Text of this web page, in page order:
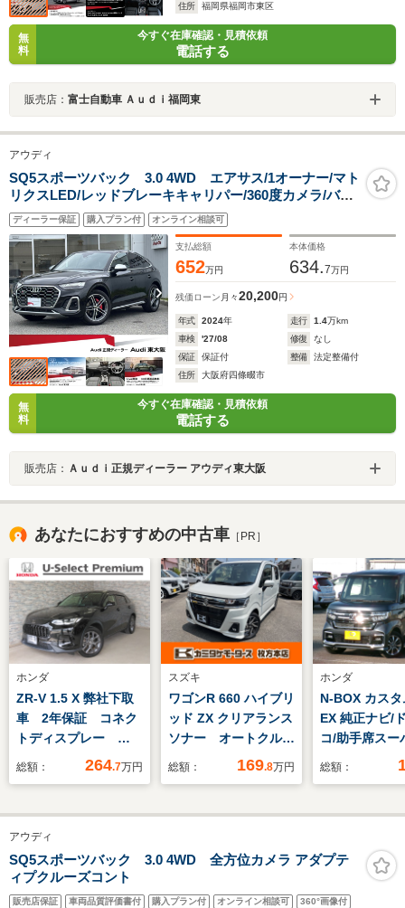
住所
福岡県福岡市東区
無
料
今すぐ在庫確認・見積依頼
電話する
販売店： 富士自動車 Ａｕｄｉ福岡東
アウディ
SQ5スポーツバック 3.0 4WD エアサス/1オーナー/マト
リクスLED/レッドブレーキキャリパー/360度カメラ/バー
チャルコックピット/サイドアシスト/ATトランク/ACC/レ
ーンアシスト/ドライブセレクト/アンビエントライト/認定
中古車
ディーラー保証 購入プラン付 オンライン相談可
支払総額
652万円
本体価格
634.7万円
残価ローン 月々20,200円
年式 2024年 走行 1.4万km
車検
'27/08 修復
なし
保証
保証付 整備
法定整備付
住所
大阪府四條畷市
無
料
今すぐ在庫確認・見積依頼
電話する
販売店： Ａｕｄｉ正規ディーラー アウディ東大阪
あなたにおすすめの中古車 ［PR］
ホンダ
ZR-V 1.5 X 弊社下取
車 2年保証 コネク
トディスプレー
ETC ドラレコ前後
ゲート サイドエアバ
ッグ BSI
総額： 264.7万円
スズキ
ワゴンR 660 ハイブリ
ッド ZX クリアランス
ソナー オートクルー
ズコントロール レー
ライト LEDヘッドラ
アイドリングストッ
シートヒーター ベン
総額： 169.8万円
ホンダ
N-BOX カス
EX 純正ナビ/
コ/助手席スー
総額：
アウディ
SQ5スポーツバック 3.0 4WD 全方位カメラ アダプテ
ィプクルーズコント
販売店保証 車両品質評価書付 購入プラン付 オンライン相談可 360°画像付